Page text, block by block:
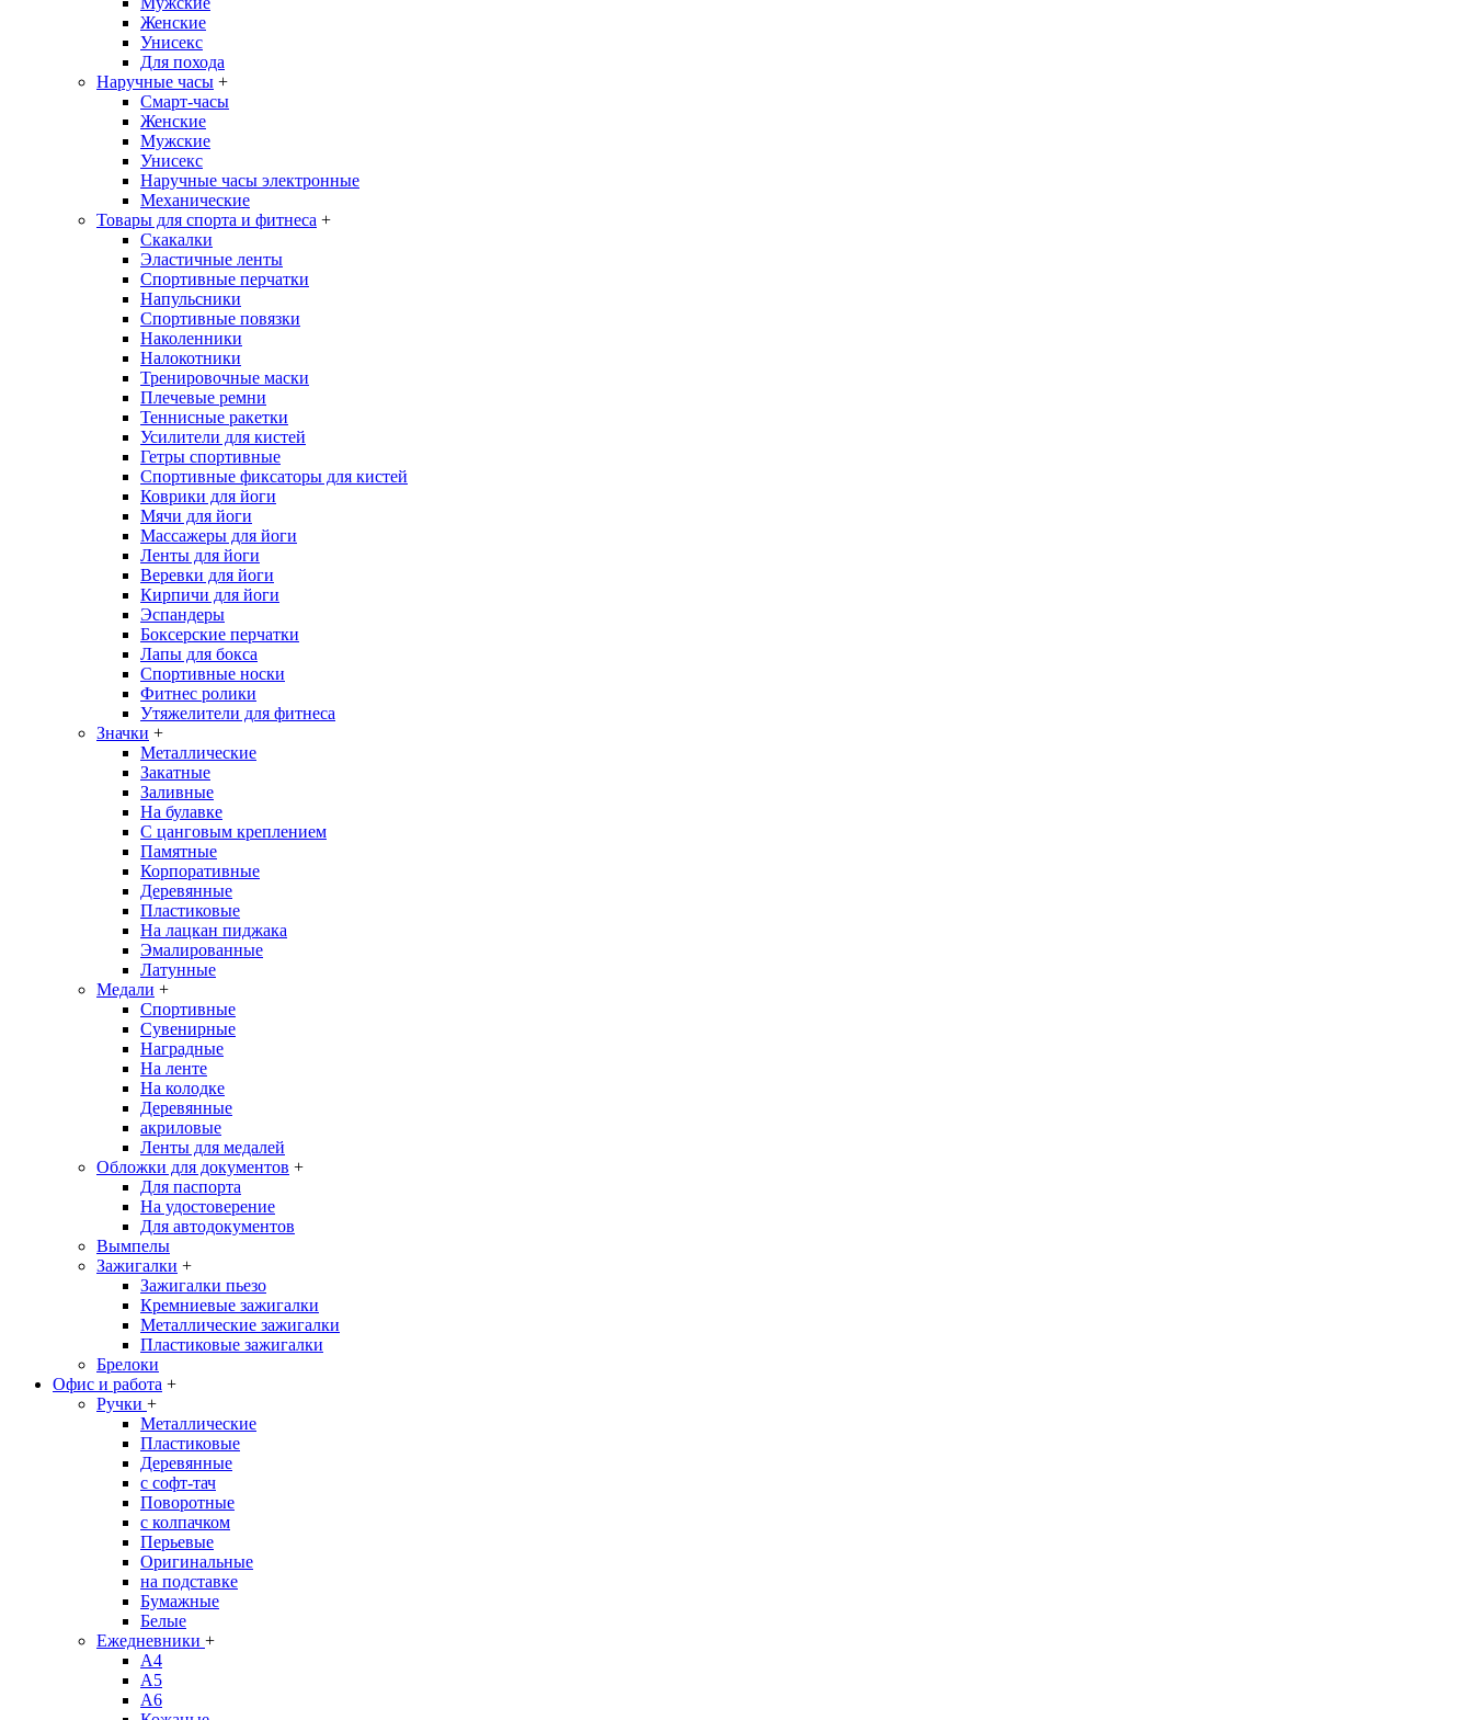
Женские
Унисекс
Для похода
Наручные часы +
Смарт-часы
Женские
Мужские
Унисекс
Наручные часы электронные
Механические
Товары для спорта и фитнеса +
Скакалки
Эластичные ленты
Спортивные перчатки
Напульсники
Спортивные повязки
Наколенники
Налокотники
Тренировочные маски
Плечевые ремни
Теннисные ракетки
Усилители для кистей
Гетры спортивные
Спортивные фиксаторы для кистей
Коврики для йоги
Мячи для йоги
Массажеры для йоги
Ленты для йоги
Веревки для йоги
Кирпичи для йоги
Эспандеры
Боксерские перчатки
Лапы для бокса
Спортивные носки
Фитнес ролики
Утяжелители для фитнеса
Значки +
Металлические
Закатные
Заливные
На булавке
С цанговым креплением
Памятные
Корпоративные
Деревянные
Пластиковые
На лацкан пиджака
Эмалированные
Латунные
Медали +
Спортивные
Сувенирные
Наградные
На ленте
На колодке
Деревянные
акриловые
Ленты для медалей
Обложки для документов +
Для паспорта
На удостоверение
Для автодокументов
Вымпелы
Зажигалки +
Зажигалки пьезо
Кремниевые зажигалки
Металлические зажигалки
Пластиковые зажигалки
Брелоки
Офис и работа +
Ручки +
Металлические
Пластиковые
Деревянные
с софт-тач
Поворотные
с колпачком
Перьевые
Оригинальные
на подставке
Бумажные
Белые
Ежедневники +
A4
A5
A6